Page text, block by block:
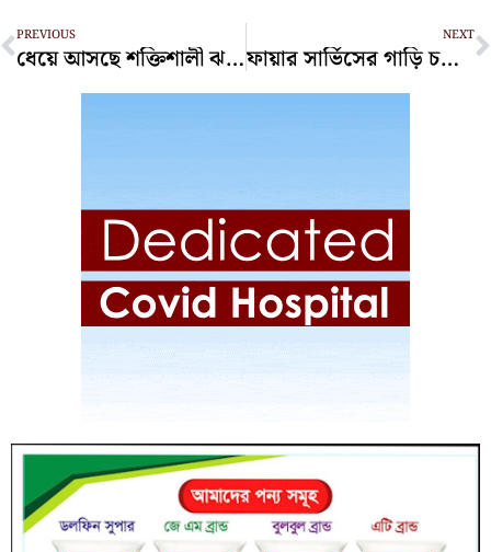
Prev
PREVIOUS
ধেয়ে আসছে শক্তিশালী ঝড় বেরিল
NEXT
ফায়ার সার্ভিসের গাড়ি চলাচলে টোল না নেওয়ার নির্দেশ